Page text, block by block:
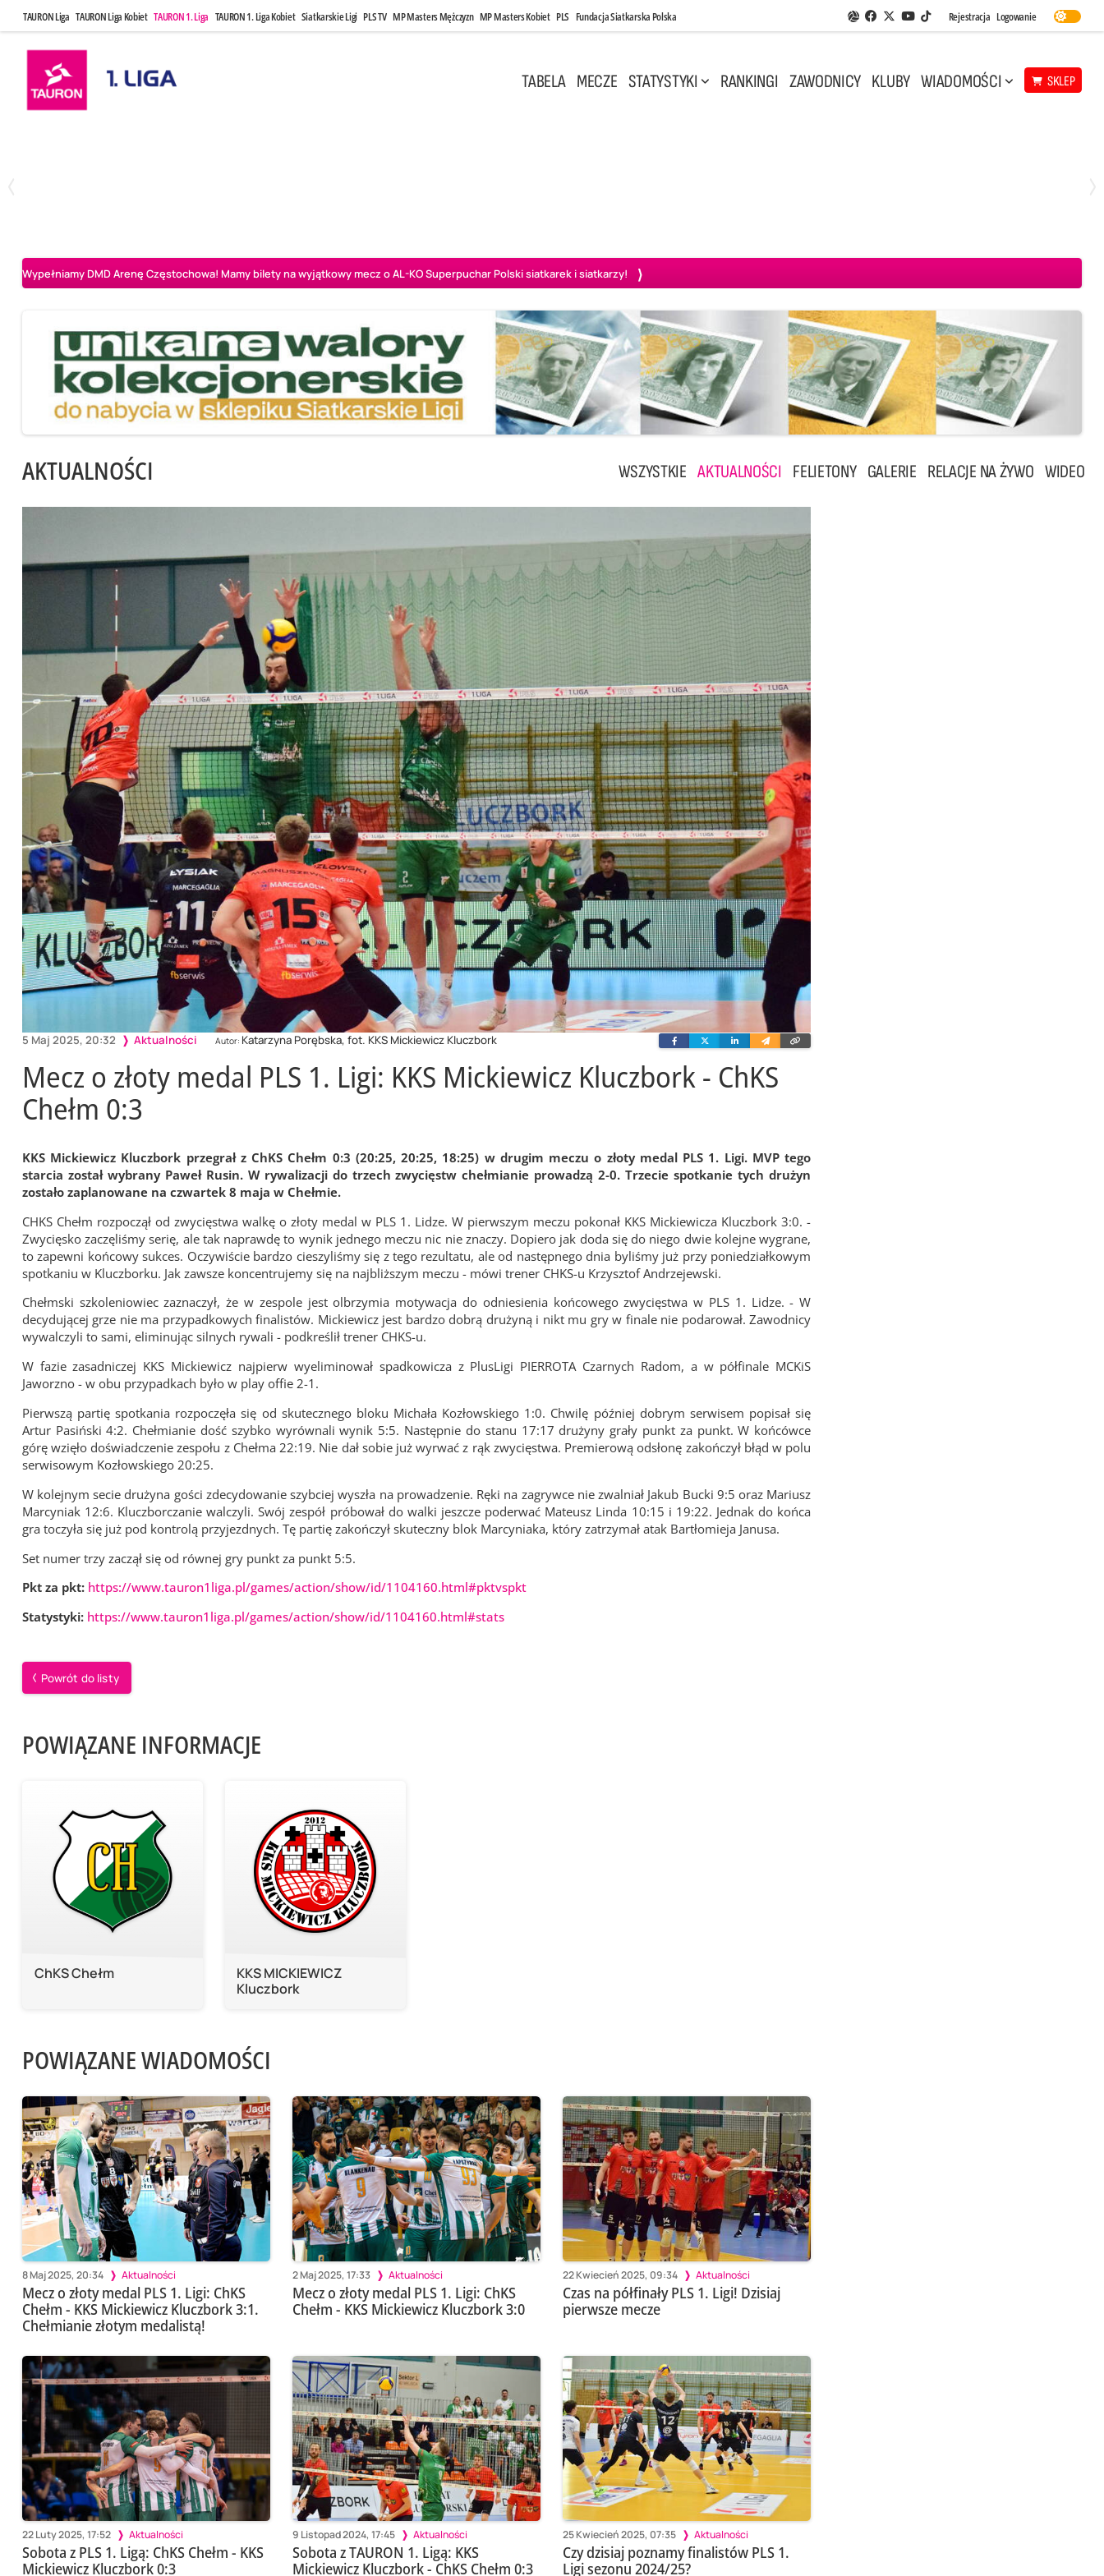
TAURON Liga TAURON Liga Kobiet TAURON 1. Liga TAURON 1. Liga Kobiet Siatkarskie Ligi PLS TV MP Masters Mężczyzn MP Masters Kobiet PLS Fundacja Siatkarska Polska Aplikacja Siatkarskie Ligi
Facebook
Twitter
Youtube
TikTok
Rejestracja Logowanie
TABELA MECZE STATYSTYKI RANKINGI ZAWODNICY KLUBY WIADOMOŚCI SKLEP
Wypełniamy DMD Arenę Częstochowa! Mamy bilety na wyjątkowy mecz o AL-KO Superpuchar Polski siatkarek i siatkarzy!
AKTUALNOŚCI WSZYSTKIE AKTUALNOŚCI FELIETONY GALERIE RELACJE NA ŻYWO WIDEO
5 Maj 2025, 20:32 Aktualności Autor: Katarzyna Porębska, fot. KKS Mickiewicz Kluczbork FacebookTwitterLinkedinWyślij
e-
link
Mecz o złoty medal PLS 1. Ligi: KKS Mickiewicz Kluczbork - ChKS
Chełm 0:3
KKS Mickiewicz Kluczbork przegrał z ChKS Chełm 0:3 (20:25, 20:25, 18:25) w drugim meczu o złoty medal PLS 1. Ligi. MVP tego
starcia został wybrany Paweł Rusin. W rywalizacji do trzech zwycięstw chełmianie prowadzą 2-0. Trzecie spotkanie tych drużyn
zostało zaplanowane na czwartek 8 maja w Chełmie.
CHKS Chełm rozpoczął od zwycięstwa walkę o złoty medal w PLS 1. Lidze. W pierwszym meczu pokonał KKS Mickiewicza Kluczbork 3:0. -
Zwycięsko zaczęliśmy serię, ale tak naprawdę to wynik jednego meczu nic nie znaczy. Dopiero jak doda się do niego dwie kolejne wygrane,
to zapewni końcowy sukces. Oczywiście bardzo cieszyliśmy się z tego rezultatu, ale od następnego dnia byliśmy już przy poniedziałkowym
spotkaniu w Kluczborku. Jak zawsze koncentrujemy się na najbliższym meczu - mówi trener CHKS-u Krzysztof Andrzejewski.
Chełmski szkoleniowiec zaznaczył, że w zespole jest olbrzymia motywacja do odniesienia końcowego zwycięstwa w PLS 1. Lidze. - W
decydującej grze nie ma przypadkowych finalistów. Mickiewicz jest bardzo dobrą drużyną i nikt mu gry w finale nie podarował. Zawodnicy
wywalczyli to sami, eliminując silnych rywali - podkreślił trener CHKS-u.
W fazie zasadniczej KKS Mickiewicz najpierw wyeliminował spadkowicza z PlusLigi PIERROTA Czarnych Radom, a w półfinale MCKiS
Jaworzno - w obu przypadkach było w play offie 2-1.
Pierwszą partię spotkania rozpoczęła się od skutecznego bloku Michała Kozłowskiego 1:0. Chwilę później dobrym serwisem popisał się
Artur Pasiński 4:2. Chełmianie dość szybko wyrównali wynik 5:5. Następnie do stanu 17:17 drużyny grały punkt za punkt. W końcówce
górę wzięło doświadczenie zespołu z Chełma 22:19. Nie dał sobie już wyrwać z rąk zwycięstwa. Premierową odsłonę zakończył błąd w polu
serwisowym Kozłowskiego 20:25.
W kolejnym secie drużyna gości zdecydowanie szybciej wyszła na prowadzenie. Ręki na zagrywce nie zwalniał Jakub Bucki 9:5 oraz Mariusz
Marcyniak 12:6. Kluczborczanie walczyli. Swój zespół próbował do walki jeszcze poderwać Mateusz Linda 10:15 i 19:22. Jednak do końca
gra toczyła się już pod kontrolą przyjezdnych. Tę partię zakończył skuteczny blok Marcyniaka, który zatrzymał atak Bartłomieja Janusa.
Set numer trzy zaczął się od równej gry punkt za punkt 5:5.
Pkt za pkt: https://www.tauron1liga.pl/games/action/show/id/1104160.html#pktvspkt
Statystyki: https://www.tauron1liga.pl/games/action/show/id/1104160.html#stats
Powrót do listy
POWIĄZANE INFORMACJE
ChKS Chełm
KKS MICKIEWICZ
Kluczbork
POWIĄZANE WIADOMOŚCI
8 Maj 2025, 20:34 Aktualności
Mecz o złoty medal PLS 1. Ligi: ChKS
Chełm - KKS Mickiewicz Kluczbork 3:1.
Chełmianie złotym medalistą!
2 Maj 2025, 17:33 Aktualności
Mecz o złoty medal PLS 1. Ligi: ChKS
Chełm - KKS Mickiewicz Kluczbork 3:0
22 Kwiecień 2025, 09:34 Aktualności
Czas na półfinały PLS 1. Ligi! Dzisiaj
pierwsze mecze
22 Luty 2025, 17:52 Aktualności
Sobota z PLS 1. Ligą: ChKS Chełm - KKS
Mickiewicz Kluczbork 0:3
9 Listopad 2024, 17:45 Aktualności
Sobota z TAURON 1. Ligą: KKS
Mickiewicz Kluczbork - ChKS Chełm 0:3
25 Kwiecień 2025, 07:35 Aktualności
Czy dzisiaj poznamy finalistów PLS 1.
Ligi sezonu 2024/25?